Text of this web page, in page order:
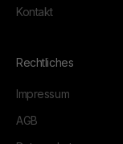
Kontakt
Rechtliches
Impressum
AGB